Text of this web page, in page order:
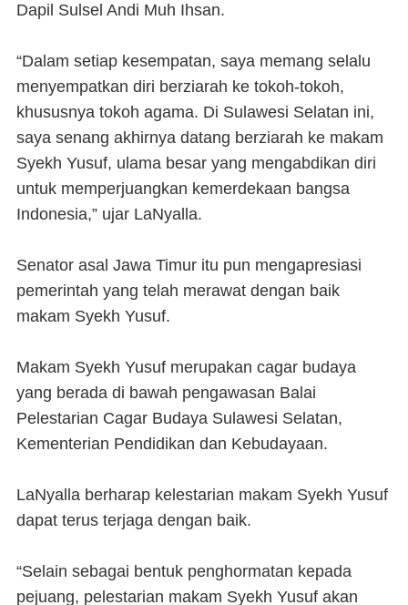
Dapil Sulsel Andi Muh Ihsan.
“Dalam setiap kesempatan, saya memang selalu
menyempatkan diri berziarah ke tokoh-tokoh,
khususnya tokoh agama. Di Sulawesi Selatan ini,
saya senang akhirnya datang berziarah ke makam
Syekh Yusuf, ulama besar yang mengabdikan diri
untuk memperjuangkan kemerdekaan bangsa
Indonesia,” ujar LaNyalla.
Senator asal Jawa Timur itu pun mengapresiasi
pemerintah yang telah merawat dengan baik
makam Syekh Yusuf.
Makam Syekh Yusuf merupakan cagar budaya
yang berada di bawah pengawasan Balai
Pelestarian Cagar Budaya Sulawesi Selatan,
Kementerian Pendidikan dan Kebudayaan.
LaNyalla berharap kelestarian makam Syekh Yusuf
dapat terus terjaga dengan baik.
“Selain sebagai bentuk penghormatan kepada
pejuang, pelestarian makam Syekh Yusuf akan